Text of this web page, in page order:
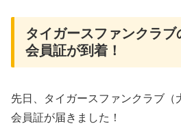
タイガースファンクラブ
会員証が到着！
先日、タイガースファンクラブ（
会員証が届きました！